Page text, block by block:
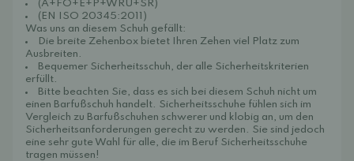
(A+FO+E+P+WRU+SR)
(EN ISO 20345:2011)
Was uns an diesem Schuh gefällt:
Die breite Zehenbox bietet Ihren Zehen viel Platz zum
Ausbreiten.
Bequemer Sicherheitsschuh, der alle Sicherheitskriterien
erfüllt.
Bitte beachten Sie, dass es sich bei diesem Schuh nicht um
einen Barfußschuh handelt. Sicherheitsschuhe fühlen sich im
Vergleich zu Barfußschuhen schwerer und klobig an, um den
Sicherheitsanforderungen gerecht zu werden. Sie sind jedoch
eine sehr gute Wahl für alle, die im Beruf Sicherheitsschuhe
tragen müssen!